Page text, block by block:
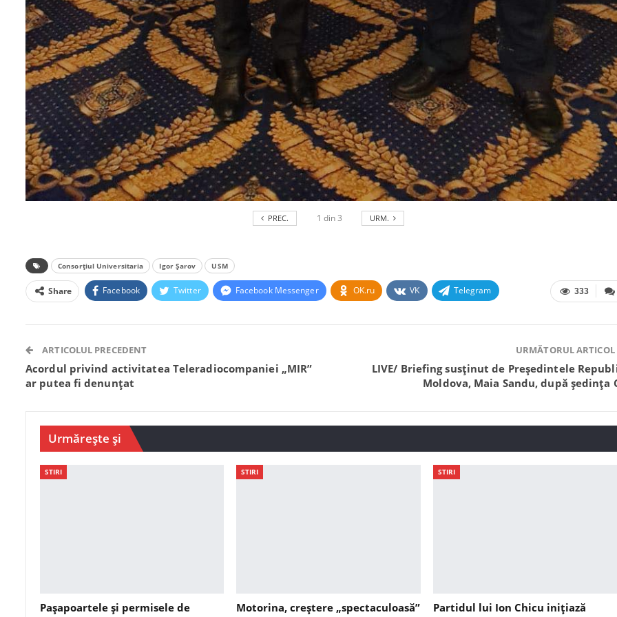
PREC. 1 din3 URM.
Consorțiul Universitaria Igor Șarov USM
333
Share Facebook Twitter Facebook Messenger OK.ru VK Telegram
ARTICOLUL PRECEDENT
Acordul privind activitatea Teleradiocompaniei „MIR”
ar putea fi denunțat
URMĂTORUL ARTICOL
LIVE/ Briefing susținut de Președintele
Moldova, Maia Sandu, după ședința
Urmărește și
STIRI
Pașapoartele și permisele de
STIRI
Motorina, creștere „spectaculoasă”
STIRI
Partidul lui Ion Chicu inițiază